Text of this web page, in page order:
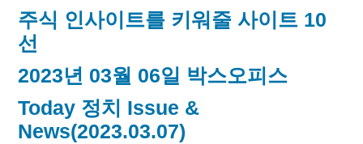
주식 인사이트를 키워줄 사이트 10
선
2023년 03월 06일 박스오피스
Today 정치 Issue &
News(2023.03.07)